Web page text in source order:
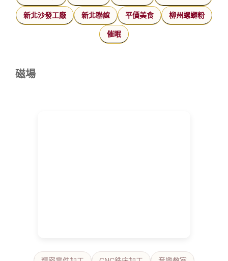
新北沙發工廠 新北聯誼 平價美食 柳州螺螄粉
催眠
磁場